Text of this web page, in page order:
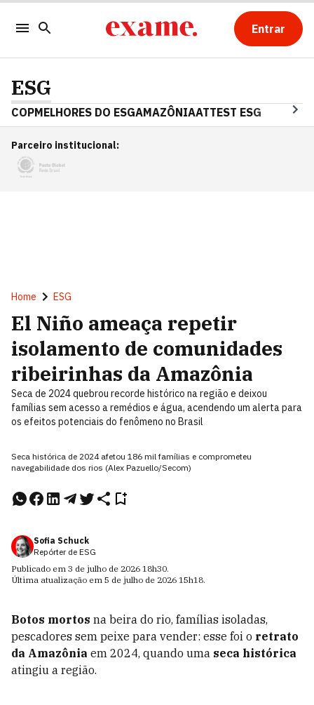
Entrar
ESG
COPMELHORES DO ESGAMAZÔNIAATTEST ESG
Parceiro institucional:
Home ESG
El Niño ameaça repetir
isolamento de comunidades
ribeirinhas da Amazônia
Seca de 2024 quebrou recorde histórico na região e deixou
famílias sem acesso a remédios e água, acendendo um alerta para
os efeitos potenciais do fenômeno no Brasil
Seca histórica de 2024 afetou 186 mil famílias e comprometeu
navegabilidade dos rios (Alex Pazuello/Secom)
Sofia Schuck
Repórter de ESG
Publicado em 3 de julho de 2026 18h30.
Última atualização em 5 de julho de 2026 15h18.
Botos mortos na beira do rio, famílias isoladas,
pescadores sem peixe para vender: esse foi o retrato
da Amazônia em 2024, quando uma seca histórica
atingiu a região.